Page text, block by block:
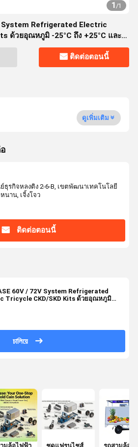
1/1
System Refrigerated Electric
ด้วยอุณหภูมิ -25°C ถึง +25°C และ
ติดต่อตอนนี้
ดูเพิ่มเติม
ธุรกิจหลงติง 2-6-B, เขตพัฒนาเทคโนโลยี
นาน, เจิ้งโจว
ติดต่อตอนนี้
60V / 72V System Refrigerated
Tricycle CKD/SKD Kits ด้วยอุณหภูมิ
চালিয়ে